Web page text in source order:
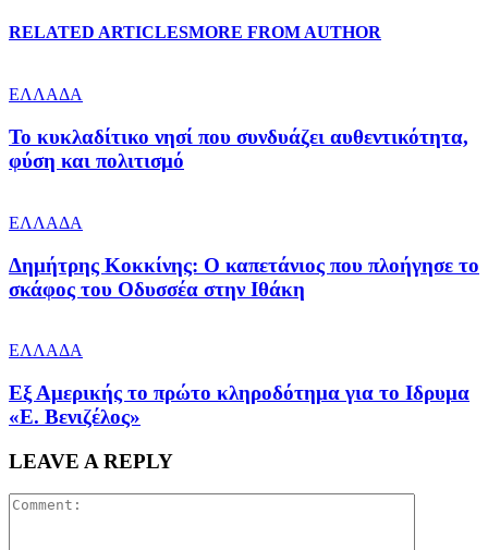
RELATED ARTICLESMORE FROM AUTHOR
ΕΛΛΑΔΑ
Το κυκλαδίτικο νησί που συνδυάζει αυθεντικότητα,
φύση και πολιτισμό
ΕΛΛΑΔΑ
Δημήτρης Κοκκίνης: Ο καπετάνιος που πλοήγησε το
σκάφος του Οδυσσέα στην Ιθάκη
ΕΛΛΑΔΑ
Εξ Αμερικής το πρώτο κληροδότημα για το Ιδρυμα
«Ε. Βενιζέλος»
LEAVE A REPLY